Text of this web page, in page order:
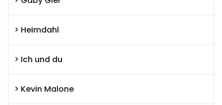
Heimdahl
Ich und du
Kevin Malone